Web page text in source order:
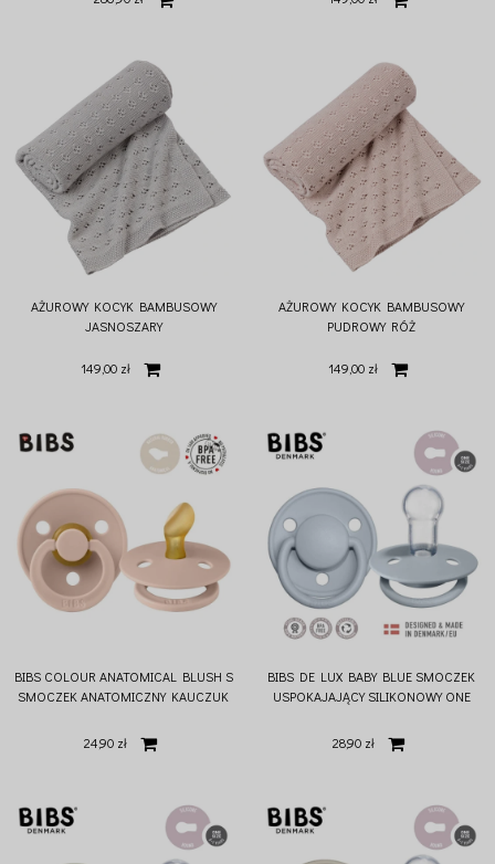
AŻUROWY KOCYK BAMBUSOWY
JASNOSZARY
149,00 zł
AŻUROWY KOCYK BAMBUSOWY
PUDROWY RÓŻ
149,00 zł
BIBS COLOUR ANATOMICAL BLUSH S
SMOCZEK ANATOMICZNY KAUCZUK
24,90 zł
BIBS DE LUX BABY BLUE SMOCZEK
USPOKAJAJĄCY SILIKONOWY ONE
28,90 zł